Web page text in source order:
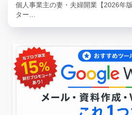
個人事業主の妻・夫婦開業【2026年
ター…